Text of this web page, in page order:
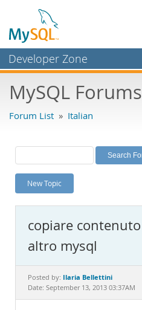
Developer Zone
Bugs
Labs
Planet MySQL
News and Events
MySQL.com
Downloads
Documentation
MySQL Forums
Forum List » Italian
New Topic
copiare
altro mysql
Posted by: Ilaria Bellettini
Date: September 13, 2013 03:37AM